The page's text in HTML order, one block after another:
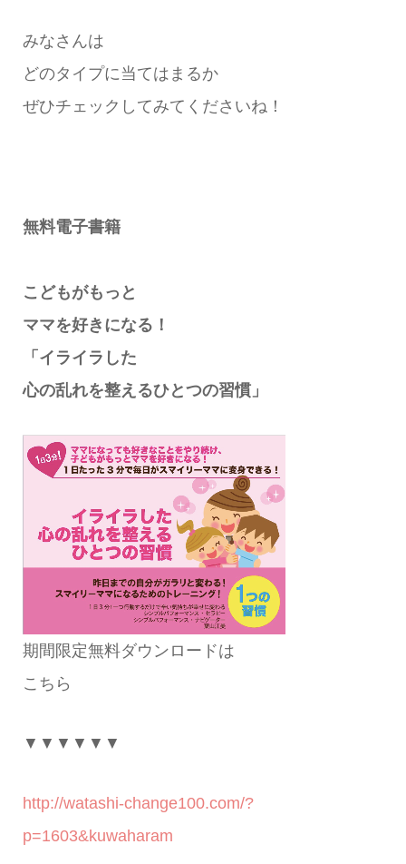
みなさんは
どのタイプに当てはまるか
ぜひチェックしてみてくださいね！
無料電子書籍
こどもがもっと
ママを好きになる！
「イライラした
心の乱れを整えるひとつの習慣」
期間限定無料ダウンロードは
こちら
▼▼▼▼▼▼
http://watashi-change100.com/?
p=1603&kuwaharam